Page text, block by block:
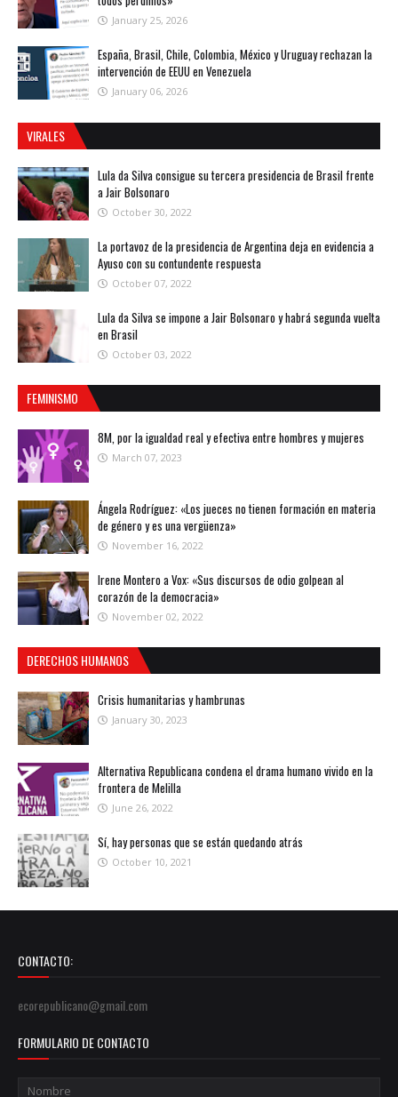
January 25, 2026
España, Brasil, Chile, Colombia, México y Uruguay rechazan la
intervención de EEUU en Venezuela
January 06, 2026
VIRALES
Lula da Silva consigue su tercera presidencia de Brasil frente
a Jair Bolsonaro
October 30, 2022
La portavoz de la presidencia de Argentina deja en evidencia a
Ayuso con su contundente respuesta
October 07, 2022
Lula da Silva se impone a Jair Bolsonaro y habrá segunda vuelta
en Brasil
October 03, 2022
FEMINISMO
8M, por la igualdad real y efectiva entre hombres y mujeres
March 07, 2023
Ángela Rodríguez: «Los jueces no tienen formación en materia
de género y es una vergüenza»
November 16, 2022
Irene Montero a Vox: «Sus discursos de odio golpean al
corazón de la democracia»
November 02, 2022
DERECHOS HUMANOS
Crisis humanitarias y hambrunas
January 30, 2023
Alternativa Republicana condena el drama humano vivido en la
frontera de Melilla
June 26, 2022
Sí, hay personas que se están quedando atrás
October 10, 2021
CONTACTO:
ecorepublicano@gmail.com
FORMULARIO DE CONTACTO